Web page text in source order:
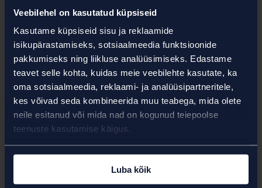
Veebilehel on kasutatud küpsiseid
Kasutame küpsiseid sisu ja reklaamide
isikupärastamiseks, sotsiaalmeedia funktsioonide
pakkumiseks ning liikluse analüüsimiseks. Edastame
teavet selle kohta, kuidas meie veebilehte kasutate, ka
oma sotsiaalmeedia, reklaami- ja analüüsipartneritele,
kes võivad seda kombineerida muu teabega, mida olete
neile esitanud või mida nad on kogunud teiepoolse
teenuste kasutamise käigus.
Luba kõik
elemente: veebilehe ligipääsetavust
otsingumootorite robotitele,
analüütikatööriistade seadistusi, veebilehe
turvalisust, mobiilisõbralikkust, strateegiliste
märksõnade kasutust,
struktureeritudandmeid (nt Schema.org),
sisemiste linkide struktuuri ning väliste linkide
kvaliteeti ja mahtu, metatiitelid ja -kirjeldusi;
H-pealkirjade ja URL struktuure.
Lisaks analüüsime auditi käigus sektorit
tervikuna ning koostame võrdluse peamiste
konkurentidega. See annab selge arusaama